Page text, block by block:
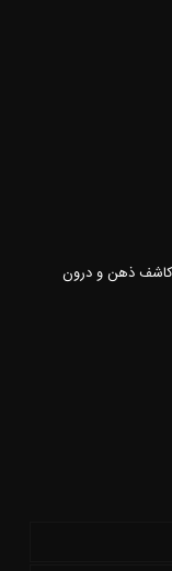
کاشف ذهن و درون